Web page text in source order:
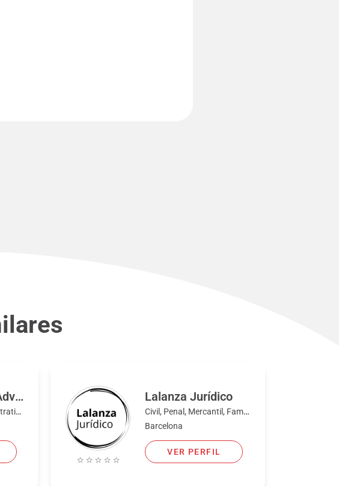
Sala Padullés Advocats
Civil, Laboral, Administrativo, Bancario, Mercantil, Familia, Penal
Lalanza Jurídico
Civil, Penal, Mercantil, Familia
Barcelona
VER PERFIL